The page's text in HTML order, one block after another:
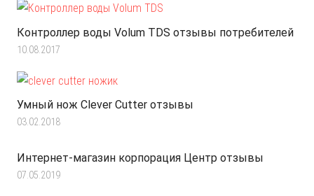
Контроллер воды Volum TDS отзывы потребителей
10.08.2017
Умный нож Clever Cutter отзывы
03.02.2018
Интернет-магазин корпорация Центр отзывы
07.05.2019